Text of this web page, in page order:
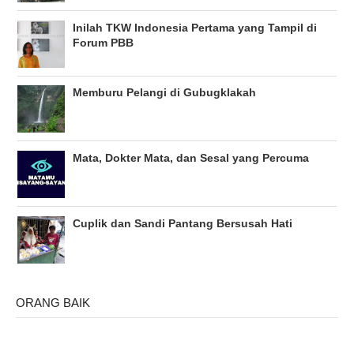
Inilah TKW Indonesia Pertama yang Tampil di
Forum PBB
Memburu Pelangi di Gubugklakah
Mata, Dokter Mata, dan Sesal yang Percuma
Cuplik dan Sandi Pantang Bersusah Hati
ORANG BAIK